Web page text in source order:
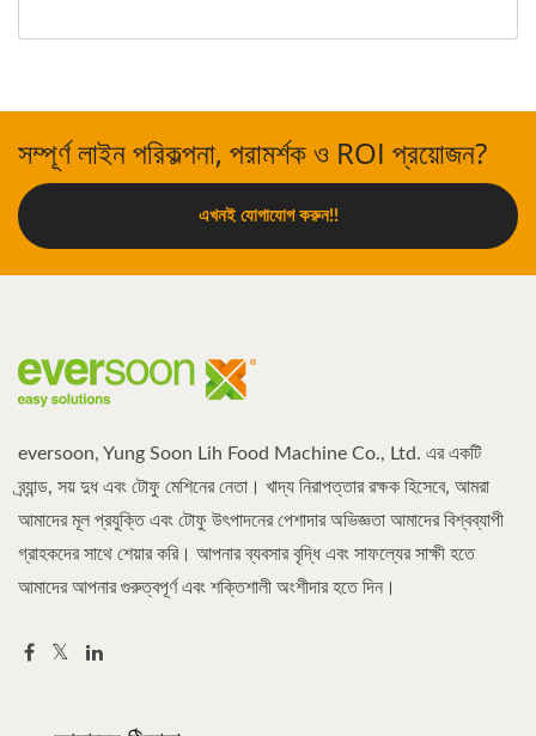
সম্পূর্ণ লাইন পরিকল্পনা, পরামর্শক ও ROI প্রয়োজন?
এখনই যোগাযোগ করুন!!
eversoon, Yung Soon Lih Food Machine Co., Ltd. এর একটি
ব্র্যান্ড, সয় দুধ এবং টোফু মেশিনের নেতা। খাদ্য নিরাপত্তার রক্ষক হিসেবে, আমরা
আমাদের মূল প্রযুক্তি এবং টোফু উৎপাদনের পেশাদার অভিজ্ঞতা আমাদের বিশ্বব্যাপী
গ্রাহকদের সাথে শেয়ার করি। আপনার ব্যবসার বৃদ্ধি এবং সাফল্যের সাক্ষী হতে
আমাদের আপনার গুরুত্বপূর্ণ এবং শক্তিশালী অংশীদার হতে দিন।